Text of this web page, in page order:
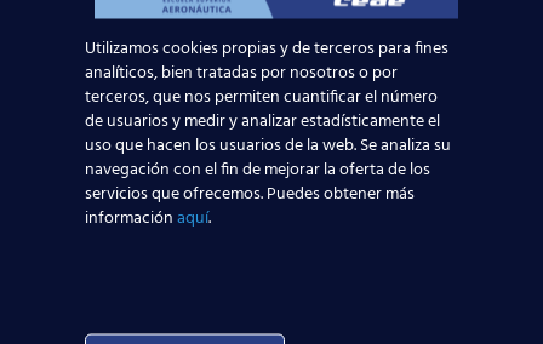
Curso:
Centro: Edad:
Utilizamos cookies propias y de terceros para fines
analíticos, bien tratadas por nosotros o por
terceros, que nos permiten cuantificar el número
de usuarios y medir y analizar estadísticamente el
uso que hacen los usuarios de la web. Se analiza su
navegación con el fin de mejorar la oferta de los
servicios que ofrecemos. Puedes obtener más
informaciónaquí.